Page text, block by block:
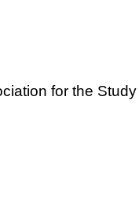
for the